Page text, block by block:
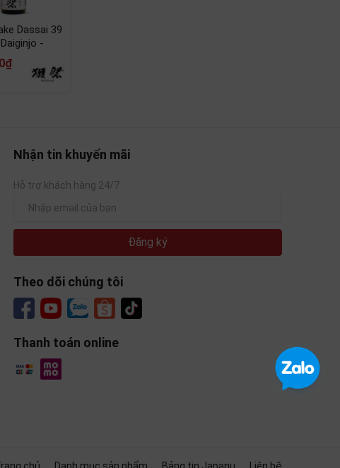
qua
Dassai 39
-
Nhận tin khuyến mãi
Hỗ trợ khách hàng 24/7
Đăng ký
Theo dõi chúng tôi
Thanh toán online